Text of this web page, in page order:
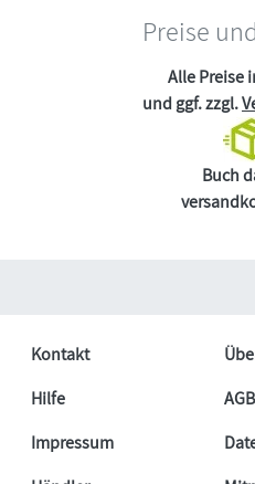
Preise
Alle Preise
und ggf. zzgl.
Buch
Kontakt
Hilfe
AGB
Impressum